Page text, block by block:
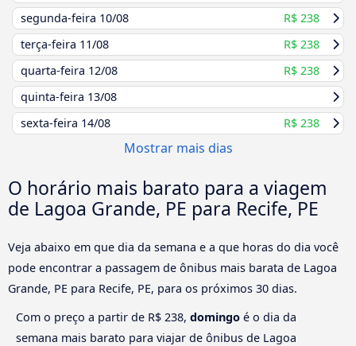
segunda-feira 10/08
R$ 238
terça-feira 11/08
R$ 238
quarta-feira 12/08
R$ 238
quinta-feira 13/08
sexta-feira 14/08 R$ 238
Mostrar mais dias
O horário mais barato para a viagem
de Lagoa Grande, PE para Recife, PE
Veja abaixo em que dia da semana e a que horas do dia você
pode encontrar a passagem de ônibus mais barata de Lagoa
Grande, PE para Recife, PE, para os próximos 30 dias.
Com o preço a partir de R$ 238, domingo é o dia da
semana mais barato para viajar de ônibus de Lagoa